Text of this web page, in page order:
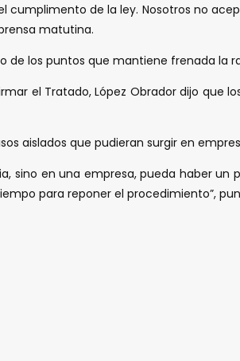
cumplimento de la ley. Nosotros no
matutina.
los puntos que mantiene frenada la
el Tratado, López Obrador dijo que
aislados que pudieran surgir en
sino en una empresa, pueda haber
para reponer el procedimiento”,